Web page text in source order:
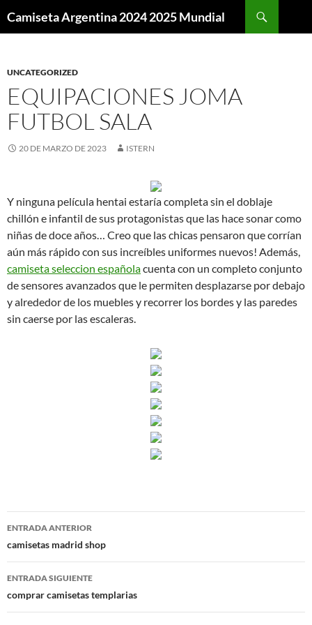
Camiseta Argentina 2024 2025 Mundial
UNCATEGORIZED
EQUIPACIONES JOMA
FUTBOL SALA
20 DE MARZO DE 2023 ISTERN
Y ninguna película hentai estaría completa sin el doblaje
chillón e infantil de sus protagonistas que las hace sonar como
niñas de doce años… Creo que las chicas pensaron que corrían
aún más rápido con sus increíbles uniformes nuevos! Además,
camiseta seleccion españolacuenta con un completo conjunto
de sensores avanzados que le permiten desplazarse por debajo
y alrededor de los muebles y recorrer los bordes y las paredes
sin caerse por las escaleras.
Navegación
de
entradas
ENTRADA ANTERIOR
camisetas madrid shop
ENTRADA SIGUIENTE
comprar camisetas templarias